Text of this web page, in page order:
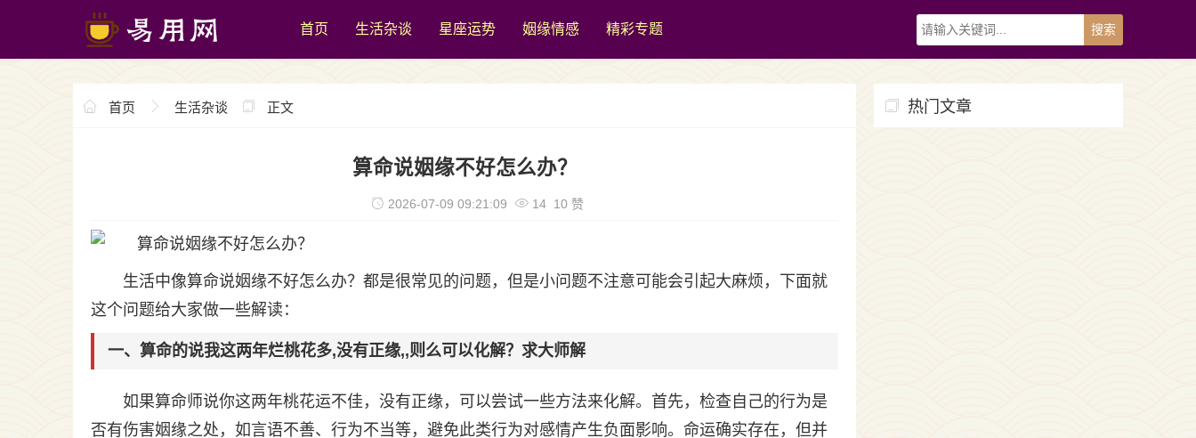
首页 生活杂谈 星座运势 姻缘情感 精彩专题
首页 生活杂谈 正文
算命说姻缘不好怎么办？
2026-07-09 09:21:09 14 10 赞
生活中像算命说姻缘不好怎么办？都是很常见的问题，但是小问题不注意可能会引起大麻烦，下面就
这个问题给大家做一些解读：
一、算命的说我这两年烂桃花多,没有正缘,,则么可以化解？求大师解
如果算命师说你这两年桃花运不佳，没有正缘，可以尝试一些方法来化解。首先，检查自己的行为是
否有伤害姻缘之处，如言语不善、行为不当等，避免此类行为对感情产生负面影响。命运确实存在，但并
热门文章